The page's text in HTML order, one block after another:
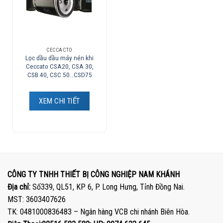
CECCACTO
Lọc dầu dầu máy nén khi
Ceccato CSA20, CSA 30,
CSB 40, CSC 50…CSD75
XEM CHI TIẾT
CÔNG TY TNHH THIẾT BỊ CÔNG NGHIỆP NAM KHÁNH
Địa chỉ: Số339, QL51, KP 6, P. Long Hưng, Tỉnh Đồng Nai.
MST: 3603407626
TK: 0481000836483 – Ngân hàng VCB chi nhánh Biên Hòa.